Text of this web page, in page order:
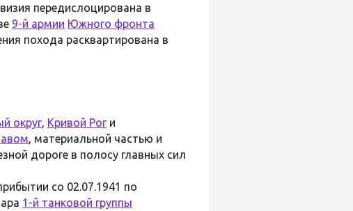
передислоцирована в
9-й армии Южного фронта
похода расквартирована в
округ, Кривой Роги
, материальной частью и
дороге в полосу главных сил
со 02.07.1941 по
1-й танковой группы